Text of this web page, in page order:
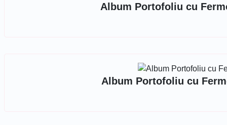
Album Portofoliu cu
Album Portofoliu cu